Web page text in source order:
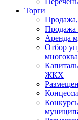
Торги
Продажа,
Продажа
Аренда
Отбор
ЖКХ